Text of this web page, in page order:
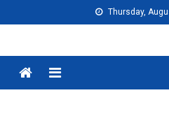
to
Thursday,
Menu